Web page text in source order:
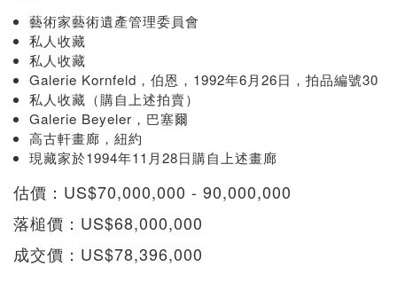
藝術家藝術遺產管理委員會
私人收藏
私人收藏
Galerie Kornfeld，伯恩，1992年6月26日，拍品編號30
私人收藏（購自上述拍賣）
Galerie Beyeler，巴塞爾
高古軒畫廊，紐約
現藏家於1994年11月28日購自上述畫廊
估價：US$70,000,000 - 90,000,000
落槌價：US$68,000,000
成交價：US$78,396,000